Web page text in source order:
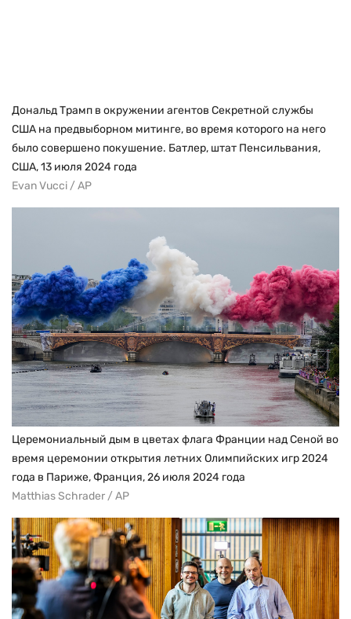
Дональд Трамп в окружении агентов Секретной службы
США на предвыборном митинге, во время которого на него
было совершено покушение. Батлер, штат Пенсильвания,
США, 13 июля 2024 года
Evan Vucci / AP
Церемониальный дым в цветах флага Франции над Сеной во
время церемонии открытия летних Олимпийских игр 2024
года в Париже, Франция, 26 июля 2024 года
Matthias Schrader / AP